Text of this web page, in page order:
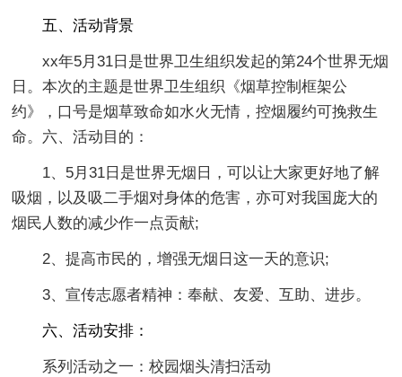
五、活动背景
xx年5月31日是世界卫生组织发起的第24个世界无烟
日。本次的主题是世界卫生组织《烟草控制框架公
约》，口号是烟草致命如水火无情，控烟履约可挽救生
命。六、活动目的：
1、5月31日是世界无烟日，可以让大家更好地了解
吸烟，以及吸二手烟对身体的危害，亦可对我国庞大的
烟民人数的减少作一点贡献;
2、提高市民的，增强无烟日这一天的意识;
3、宣传志愿者精神：奉献、友爱、互助、进步。
六、活动安排：
系列活动之一：校园烟头清扫活动